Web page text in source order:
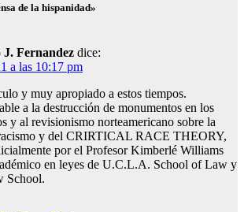
de la hispanidad»
Fernandez dice:
a las 10:17 pm
y muy apropiado a estos tiempos.
a la destrucción de monumentos en los
y al revisionismo norteamericano sobre la
y del CRIRTICAL RACE THEORY,
por el Profesor Kimberlé Williams
en leyes de U.C.L.A. School of Law y
School.